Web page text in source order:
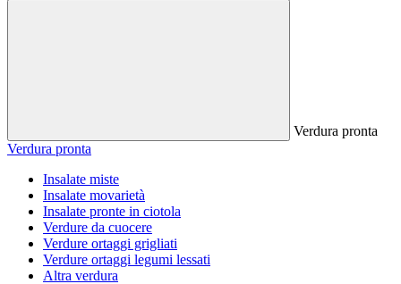
Verdura pronta
Verdura pronta
Insalate miste
Insalate movarietà
Insalate pronte in ciotola
Verdure da cuocere
Verdure ortaggi grigliati
Verdure ortaggi legumi lessati
Altra verdura